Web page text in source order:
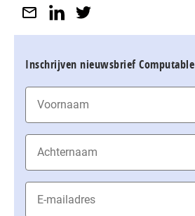
Inschrijven nieuwsbrief Computable